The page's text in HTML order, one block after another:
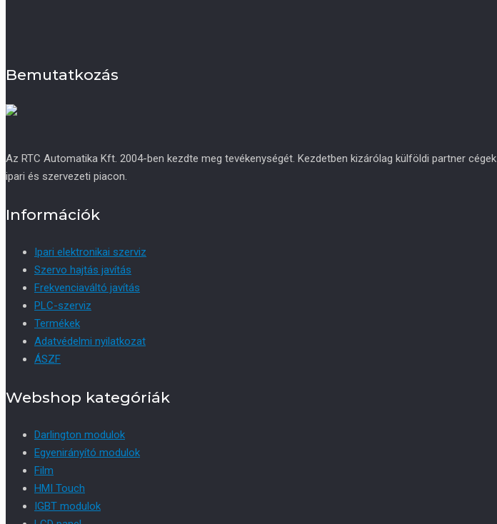
Bemutatkozás
Az RTC Automatika Kft. 2004-ben kezdte meg tevékenységét. Kezdetben kizárólag külföldi partner
ipari és szervezeti piacon.
Információk
Ipari elektronikai szerviz
Szervo hajtás javítás
Frekvenciaváltó javítás
PLC-szerviz
Termékek
Adatvédelmi nyilatkozat
ÁSZF
Webshop kategóriák
Darlington modulok
Egyenirányító modulok
Film
HMI Touch
IGBT modulok